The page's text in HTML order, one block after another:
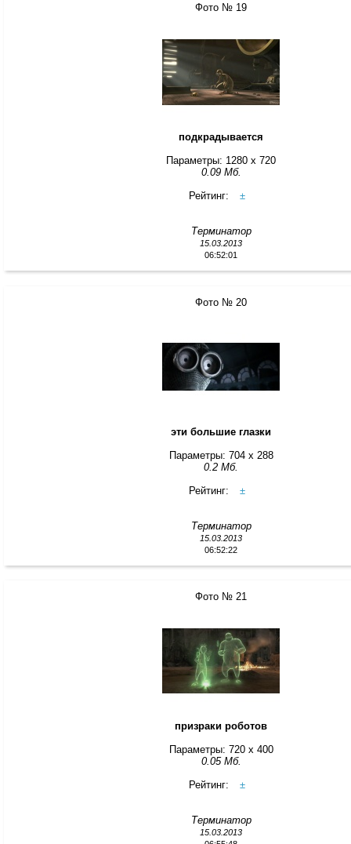
Фото № 19
подкрадывается
Параметры: 1280 x 720
0.09 Мб.
Рейтинг:
±
Терминатор
15.03.2013
06:52:01
Фото № 20
эти большие глазки
Параметры: 704 x 288
0.2 Мб.
Рейтинг:
±
Терминатор
15.03.2013
06:52:22
Фото № 21
призраки роботов
Параметры: 720 x 400
0.05 Мб.
Рейтинг:
±
Терминатор
15.03.2013